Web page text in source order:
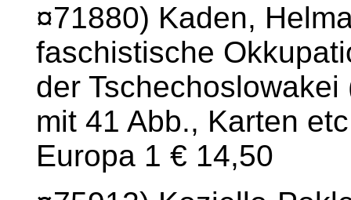
¤71880) Kaden,
faschistische
der
mit 41 Abb., Karten
Europa 1 € 14,50